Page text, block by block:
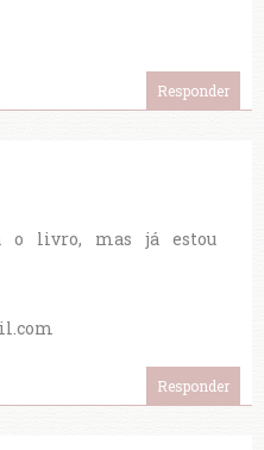
Responder
o livro, mas já estou
Responder